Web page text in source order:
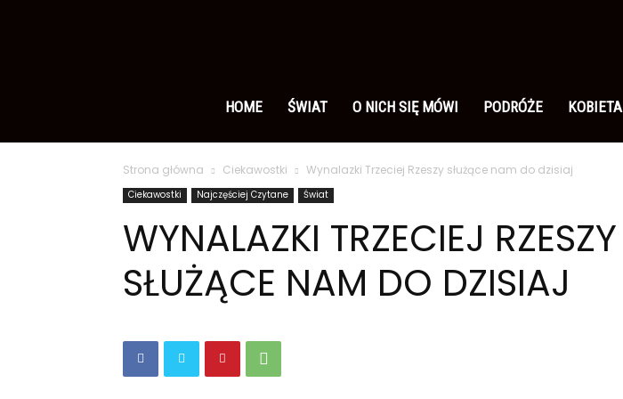
polsku
HOME ŚWIAT O NICH SIĘ MÓWI PODRÓŻE KOBIETA
Strona główna Ciekawostki Wynalazki Trzeciej Rzeszy służące nam do dzisiaj
Ciekawostki Najczęściej Czytane Świat
WYNALAZKI TRZECIEJ RZESZY
SŁUŻĄCE NAM DO DZISIAJ